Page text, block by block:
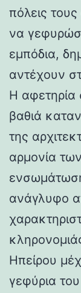
πόλεις
να
εμπόδια,
αντέχουν
Η αφετηρία
βαθιά
της
αρμονία
ανάγλυφο
Ηπείρου
γεφύρια